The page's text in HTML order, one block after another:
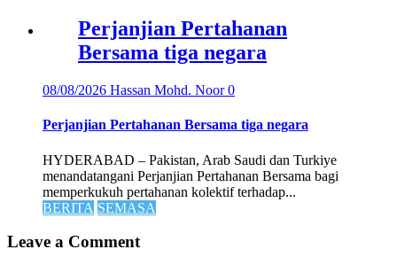
Perjanjian Pertahanan
Bersama tiga negara
08/08/2026 Hassan Mohd. Noor0
Perjanjian Pertahanan Bersama tiga negara
HYDERABAD – Pakistan, Arab Saudi dan Turkiye
menandatangani Perjanjian Pertahanan Bersama bagi
memperkukuh pertahanan kolektif terhadap...
BERITA SEMASA
Leave a Comment